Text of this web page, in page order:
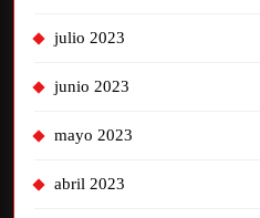
julio 2023
junio 2023
mayo 2023
abril 2023